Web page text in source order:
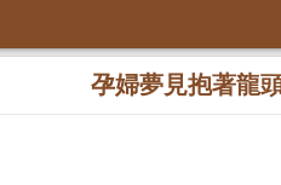
孕婦夢見抱著龍